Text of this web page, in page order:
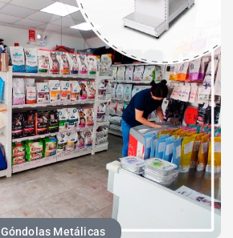
Góndolas Metálicas